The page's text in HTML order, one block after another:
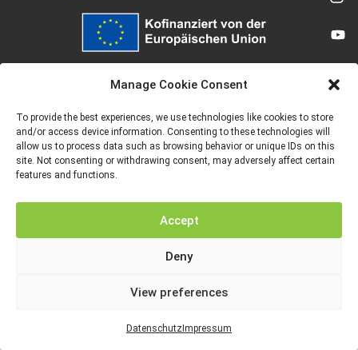
Manage Cookie Consent
To provide the best experiences, we use technologies like cookies to store
and/or access device information. Consenting to these technologies will
allow us to process data such as browsing behavior or unique IDs on this
site. Not consenting or withdrawing consent, may adversely affect certain
features and functions.
Accept
Deny
View preferences
Datenschutz Impressum
Meinungen entsprechen jedoch ausschließlich denen des Autors bzw. der
Autoren und spiegeln nicht zwingend die der Europäischen Union oder der
werden.
IMPRESSUM DATENSCHUTZ